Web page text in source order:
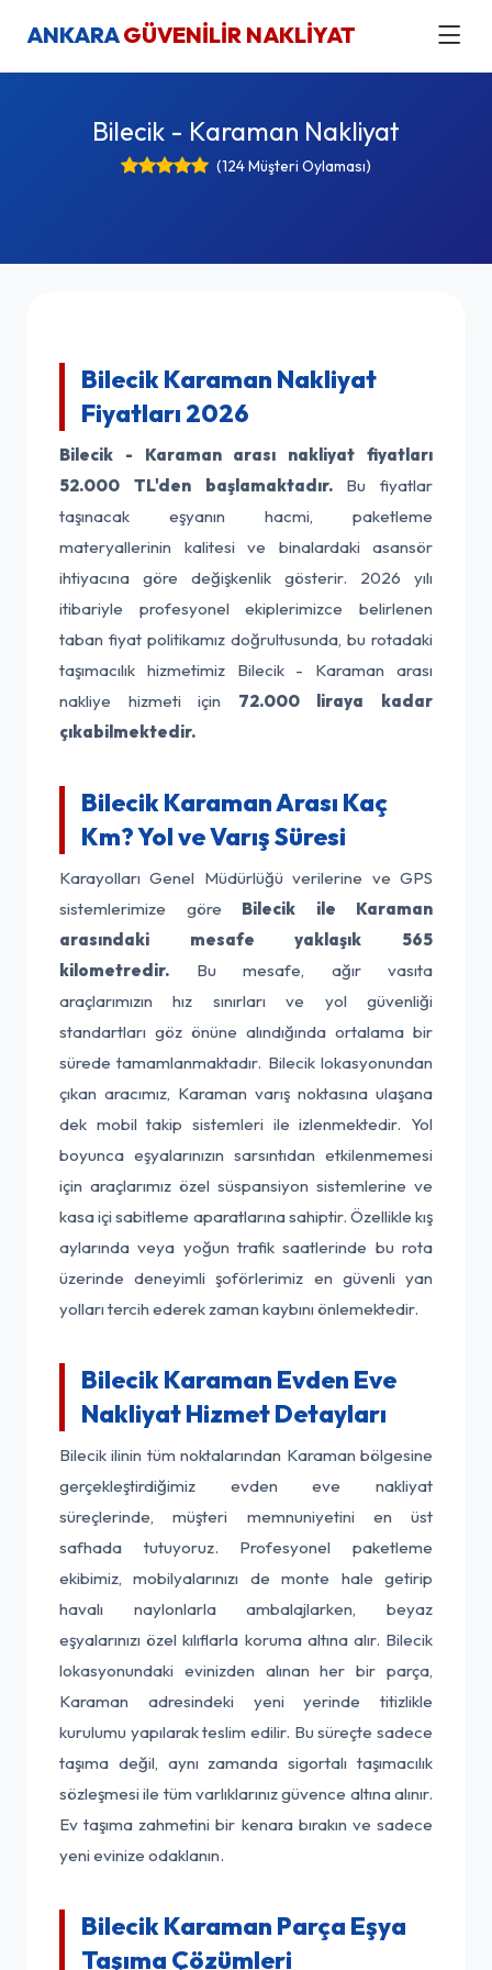
ANKARAGÜVENİLİR NAKLİYAT
Bilecik - Karaman Nakliyat
(124 Müşteri Oylaması)
Bilecik Karaman Nakliyat
Fiyatları 2026
Bilecik - Karaman arası nakliyat fiyatları
52.000 TL'den başlamaktadır.Bu fiyatlar
taşınacak eşyanın hacmi, paketleme
materyallerinin kalitesi ve binalardaki asansör
ihtiyacına göre değişkenlik gösterir. 2026 yılı
itibariyle profesyonel ekiplerimizce belirlenen
taban fiyat politikamız doğrultusunda, bu rotadaki
taşımacılık hizmetimiz Bilecik - Karaman arası
nakliye hizmeti için 72.000 liraya kadar
çıkabilmektedir.
Bilecik Karaman Arası Kaç
Km? Yol ve Varış Süresi
Karayolları Genel Müdürlüğü verilerine ve GPS
sistemlerimize göre Bilecik ile Karaman
arasındaki mesafe yaklaşık 565
kilometredir. Bu mesafe, ağır vasıta
araçlarımızın hız sınırları ve yol güvenliği
standartları göz önüne alındığında ortalama bir
sürede tamamlanmaktadır. Bilecik lokasyonundan
çıkan aracımız, Karaman varış noktasına ulaşana
dek mobil takip sistemleri ile izlenmektedir. Yol
boyunca eşyalarınızın sarsıntıdan etkilenmemesi
için araçlarımız özel süspansiyon sistemlerine ve
kasa içi sabitleme aparatlarına sahiptir. Özellikle kış
aylarında veya yoğun trafik saatlerinde bu rota
üzerinde deneyimli şoförlerimiz en güvenli yan
yolları tercih ederek zaman kaybını önlemektedir.
Bilecik Karaman Evden Eve
Nakliyat Hizmet Detayları
Bilecik ilinin tüm noktalarından Karaman bölgesine
gerçekleştirdiğimiz evden eve nakliyat
süreçlerinde, müşteri memnuniyetini en üst
safhada tutuyoruz. Profesyonel paketleme
ekibimiz, mobilyalarınızı de monte hale getirip
havalı naylonlarla ambalajlarken, beyaz
eşyalarınızı özel kılıflarla koruma altına alır. Bilecik
lokasyonundaki evinizden alınan her bir parça,
Karaman adresindeki yeni yerinde titizlikle
kurulumu yapılarak teslim edilir. Bu süreçte sadece
taşıma değil, aynı zamanda sigortalı taşımacılık
sözleşmesi ile tüm varlıklarınız güvence altına alınır.
Ev taşıma zahmetini bir kenara bırakın ve sadece
yeni evinize odaklanın.
Bilecik Karaman Parça Eşya
Taşıma Çözümleri